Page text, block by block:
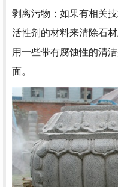
剥离污物；如果有相关
活性剂的材料来清除石
用一些带有腐蚀性的清
面。